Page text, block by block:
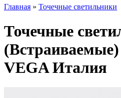
Главная » Точечные светильники
Точечные
VEGA Италия